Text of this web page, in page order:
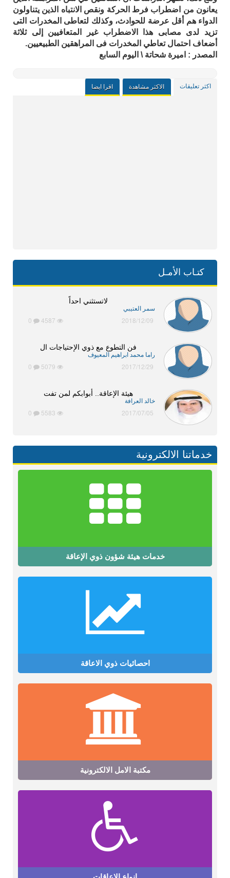
يعانون من اضطراب فرط الحركة ونقص الانتباه الذين يتناولون
الدواء هم أقل عرضة للحوادث، وكذلك لتعاطى المخدرات التى
تزيد لدى مصابى هذا الاضطراب غير المتعافيين إلى ثلاثة
أضعاف احتمال تعاطي المخدرات فى المراهقين الطبيعيين.
المصدر : اميرة شحاتة \ اليوم السابع
اكثر تعليقات الاكثر مشاهدة اقرا ايضا
كتـاب الأمـل
لاتستثني احداً
سمر العتيبي
2018/12/09
فن التطوع مع ذوي الإحتياجات ال
راما محمد ابراهيم المعيوف
2017/12/29
هيئة الإعاقة.. أبوابكم لمن تفت
خالد العرافة
2017/07/05
خدماتنا الالكترونية
خدمات هيئة شؤون ذوي الإعاقة
احصائيات ذوي الاعاقة
مكتبة الامل الالكترونية